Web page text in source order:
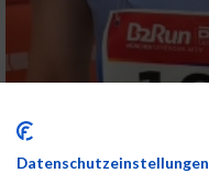
Datenschutzeinstellungen